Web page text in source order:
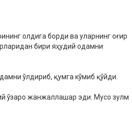
олдига борди ва уларнинг оғир
бири яҳудий одамни
ўлдириб, қумга кўмиб қўйди.
ўзаро жанжаллашар эди. Мусо зулм